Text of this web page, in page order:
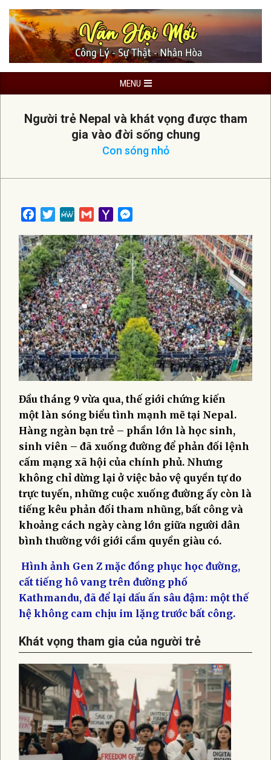
Skip
content
Navigation
MENU
Người trẻ Nepal và khát vọng được tham
gia vào đời sống chung
Con sóng nhỏ
Facebook
TwitterMeWeGmailYahoo
Đầu tháng 9 vừa qua, thế giới chứng kiến
một làn sóng biểu tình mạnh mẽ tại Nepal.
Hàng ngàn bạn trẻ – phần lớn là học sinh,
sinh viên – đã xuống đường để phản đối lệnh
cấm mạng xã hội của chính phủ. Nhưng
không chỉ dừng lại ở việc bảo vệ quyền tự do
trực tuyến, những cuộc xuống đường ấy còn là
tiếng kêu phản đối tham nhũng, bất công và
khoảng cách ngày càng lớn giữa người dân
bình thường với giới cầm quyền giàu có.
Hình ảnh Gen Z mặc đồng phục học đường,
cất tiếng hô vang trên đường phố
Kathmandu, đã để lại dấu ấn sâu đậm: một thế
hệ không cam chịu im lặng trước bất công.​
Khát vọng tham gia của người trẻ​